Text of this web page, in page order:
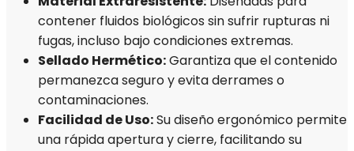
contener fluidos biológicos sin sufrir rupturas ni
fugas, incluso bajo condiciones extremas.
Sellado Hermético:Garantiza que el contenido
permanezca seguro y evita derrames o
contaminaciones.
Facilidad de Uso:Su diseño ergonómico permite
una rápida apertura y cierre, facilitando su